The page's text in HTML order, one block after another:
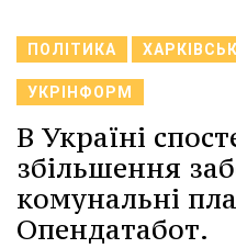
ПОЛІТИКА
УКРІНФОРМ
В Україні
збільшення
комунальні
Опендатабот.